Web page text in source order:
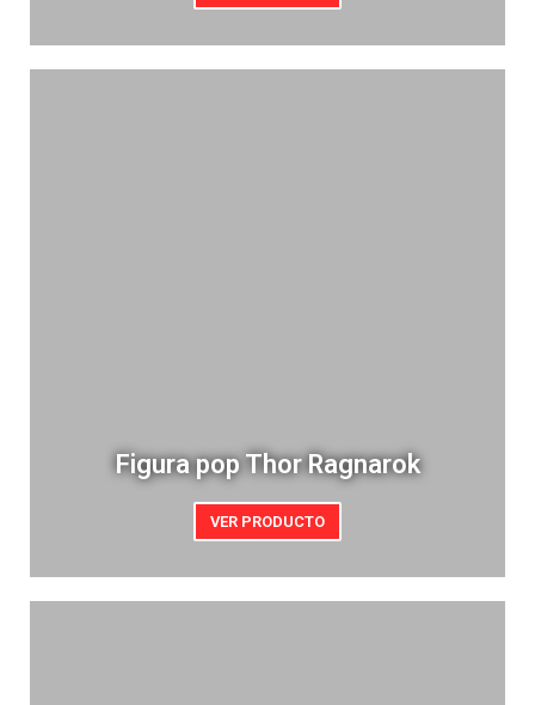
Figura pop Thor Ragnarok
VER PRODUCTO